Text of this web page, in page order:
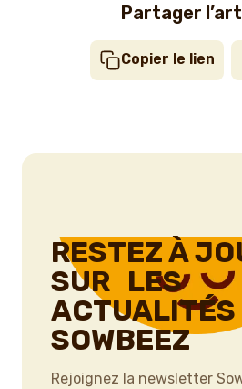
Partager
Copier le lien
RESTEZ À
SUR LES
ACTUALITÉS
SOWBEEZ
Rejoignez la newsletter